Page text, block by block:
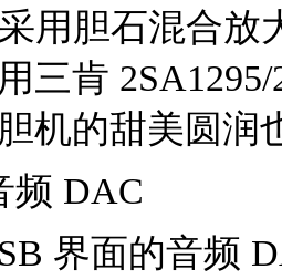
用胆石混合放
三肯
机的甜美圆润
频 DAC
界面的音频